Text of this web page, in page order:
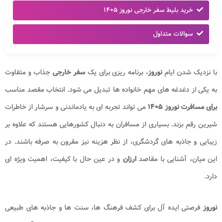
خرید بلیط سفر خارجی نوروز ۱۴۰۵
سوالات متداول
با نزدیک شدن ایامنوروز، برنامه ریزی برای یکسفر خارجی جذاب و متفاوت
به یکی از دغدغه های مهم خانواده ها تبدیل می شود. انتخاب مقصد مناسب
برای مسافرت نوروز ۱۴۰۵
می تواند تجربه ای به یادماندنی و سرشار از خاطرات
شیرین رقم بزند. بسیاری از مسافران به دنبال کشورهایی هستند که علاوه بر
زیبایی و جاذبه های گردشگری، از نظر هزینه نیز مقرون به صرفه باشند. در
این میان، آشنایی با مقاصدارزان و در عین حال با کیفیت، اهمیت ویژه ای
دارد.
نوروزفرصتی ایده آل برای کشف فرهنگ ها، سنت ها و جاذبه های طبیعی